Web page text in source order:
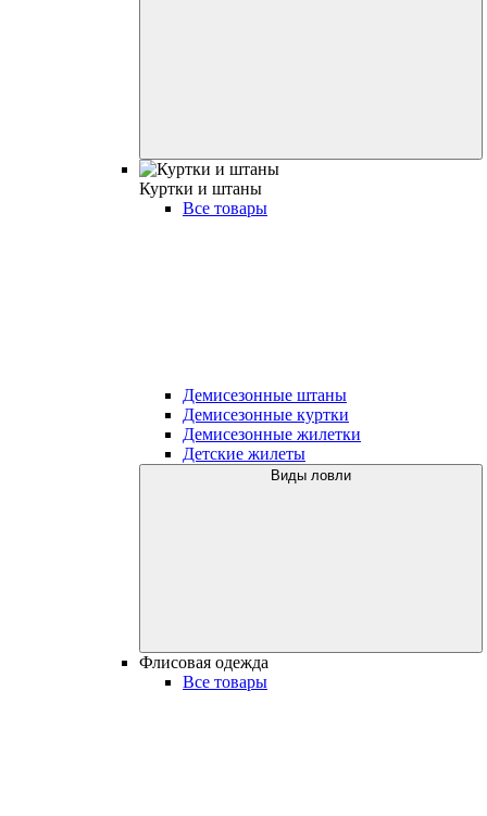
Куртки и штаны
Все товары
Демисезонные штаны
Демисезонные куртки
Демисезонные жилетки
Детские жилеты
Виды ловли
Флисовая одежда
Все товары